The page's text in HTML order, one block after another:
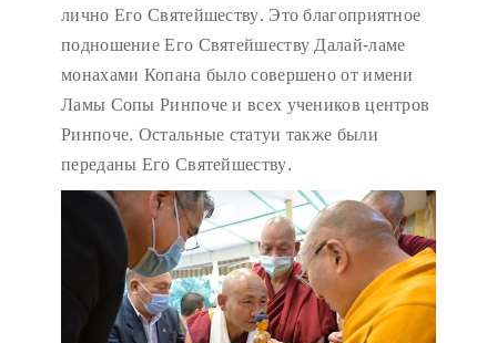
лично Его Святейшеству. Это благоприятное
подношение Его Святейшеству Далай-ламе
монахами Копана было совершено от имени
Ламы Сопы Ринпоче и всех учеников центров
Ринпоче. Остальные статуи также были
переданы Его Святейшеству.